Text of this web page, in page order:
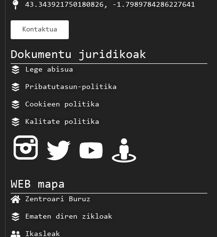
43.343921750180826, -1.7989784286227641
Kontaktua
Dokumentu juridikoak
Lege abisua
Pribatutasun-politika
Cookieen politika
Kalitate politika
WEB mapa
Zentroari Buruz
Ematen diren zikloak
Ikasleak